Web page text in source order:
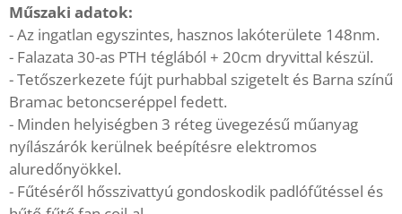
Műszaki adatok:
- Az ingatlan egyszintes, hasznos lakóterülete 148nm.
- Falazata 30-as PTH téglából + 20cm dryvittal készül.
- Tetőszerkezete fújt purhabbal szigetelt és Barna színű
Bramac betoncseréppel fedett.
- Minden helyiségben 3 réteg üvegezésű műanyag
nyílászárók kerülnek beépítésre elektromos
aluredőnyökkel.
- Fűtéséről hősszivattyú gondoskodik padlófűtéssel és